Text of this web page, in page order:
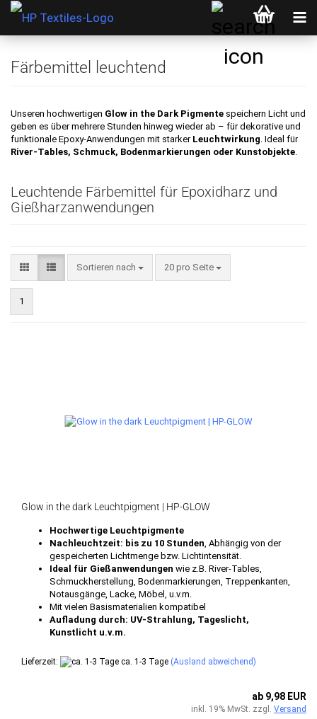
Färbemittel leuchtend
Unseren hochwertigen Glow in the Dark Pigmente speichern Licht und
geben es über mehrere Stunden hinweg wieder ab – für dekorative und
funktionale Epoxy-Anwendungen mit starker Leuchtwirkung. Ideal für
River-Tables, Schmuck, Bodenmarkierungen oder Kunstobjekte.
Leuchtende Färbemittel für Epoxidharz und
Gießharzanwendungen
Sortieren nach
Sortieren nach 20 pro Seite
pro Seite
1
Glow in the dark Leuchtpigment | HP-GLOW
Hochwertige Leuchtpigmente
Nachleuchtzeit: bis zu 10 Stunden, Abhängig von der
gespeicherten Lichtmenge bzw. Lichtintensität.
Ideal für Gießanwendungen wie z.B. River-Tables,
Schmuckherstellung, Bodenmarkierungen, Treppenkanten,
Notausgänge, Lacke, Möbel, u.v.m.
Mit vielen Basismaterialien kompatibel
Aufladung durch: UV-Strahlung, Tageslicht,
Kunstlicht u.v.m.
Lieferzeit: ca. 1-3 Tage (Ausland abweichend)
ab 9,98 EUR
inkl. 19% MwSt. zzgl. Versand